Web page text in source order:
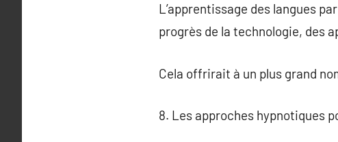
L’apprentissage des langues
progrès de la technologie, des
Cela offrirait à un plus grand
8. Les approches hypnotiques